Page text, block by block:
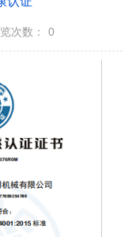
次数： 0